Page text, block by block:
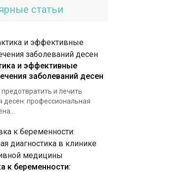
статьи
и эффективные
заболеваний десен
предотвратить и лечить
десен: профессиональная
к беременности: